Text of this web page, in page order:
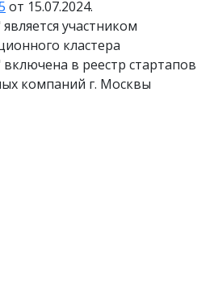
от 15.07.2024.
участником
кластера
в реестр стартапов
компаний г. Москвы